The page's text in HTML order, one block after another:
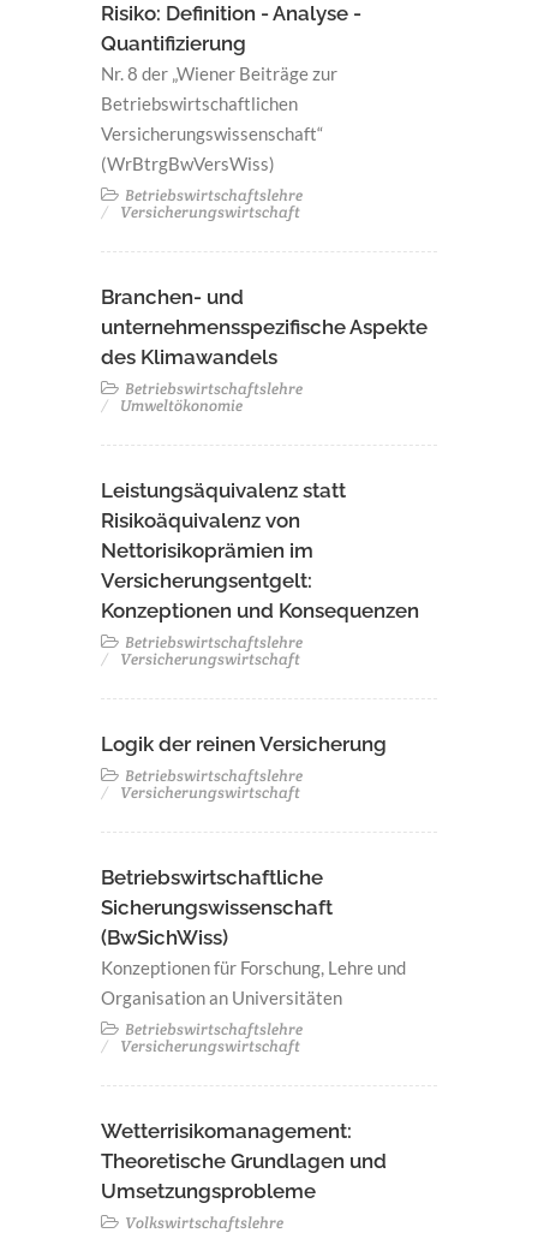
Risiko: Definition - Analyse -
Quantifizierung
Nr. 8 der „Wiener Beiträge zur
Betriebswirtschaftlichen
Versicherungswissenschaft“
(WrBtrgBwVersWiss)
Betriebswirtschaftslehre
Versicherungswirtschaft
Branchen- und
unternehmensspezifische Aspekte
des Klimawandels
Betriebswirtschaftslehre
Umweltökonomie
Leistungsäquivalenz statt
Risikoäquivalenz von
Nettorisikoprämien im
Versicherungsentgelt:
Konzeptionen und Konsequenzen
Betriebswirtschaftslehre
Versicherungswirtschaft
Logik der reinen Versicherung
Betriebswirtschaftslehre
Versicherungswirtschaft
Betriebswirtschaftliche
Sicherungswissenschaft
(BwSichWiss)
Konzeptionen für Forschung, Lehre und
Organisation an Universitäten
Betriebswirtschaftslehre
Versicherungswirtschaft
Wetterrisikomanagement:
Theoretische Grundlagen und
Umsetzungsprobleme
Volkswirtschaftslehre